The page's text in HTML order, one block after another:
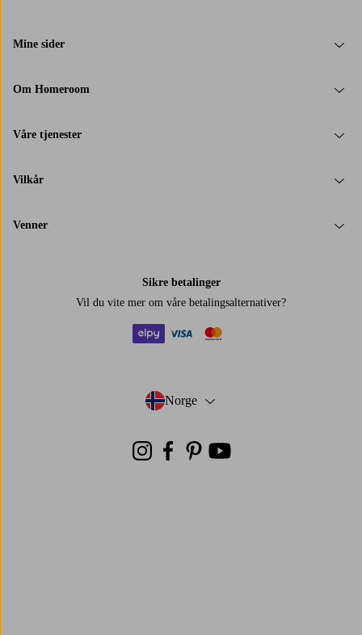
Mine sider
Om Homeroom
Våre tjenester
Vilkår
Venner
Sikre betalinger
Vil du vite mer om våre betalingsalternativer?
Norge
- Velg land